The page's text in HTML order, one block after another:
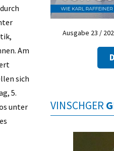
Am
sich
5.
unter
Ausgabe 23 /
VINSCHGER